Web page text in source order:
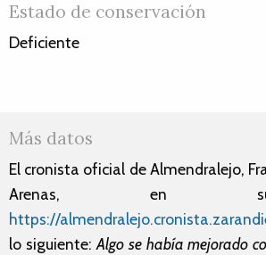
Estado de conservación
Deficiente
Más datos
El cronista oficial de Almendralejo,
Arenas, en
https://
lo siguiente: Algo se había mejorado